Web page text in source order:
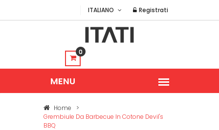
ITALIANO Registrati
0
Home
>
Grembiule Da Barbecue In Cotone Devil's
BBQ